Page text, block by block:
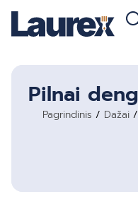
Pilnai
Pagrindinis / Dažai /